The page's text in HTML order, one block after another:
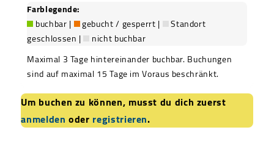
Farblegende:
buchbar | gebucht / gesperrt |
Standort
geschlossen |
nicht buchbar
Maximal 3 Tage hintereinander buchbar. Buchungen
sind auf maximal 15 Tage im Voraus beschränkt.
Um buchen zu können, musst du dich zuerst
anmelden oder registrieren.